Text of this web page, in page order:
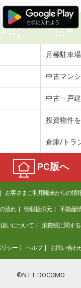
月極駐車場
中古マン
中古一戸
投資物件
倉庫/トラ
PC版へ
お客さまご利用端末からの情
流れ 情報提供元 不動産
いについて 消費税に関す
シー ヘルプ お問い合わ
©NTT DOCOMO